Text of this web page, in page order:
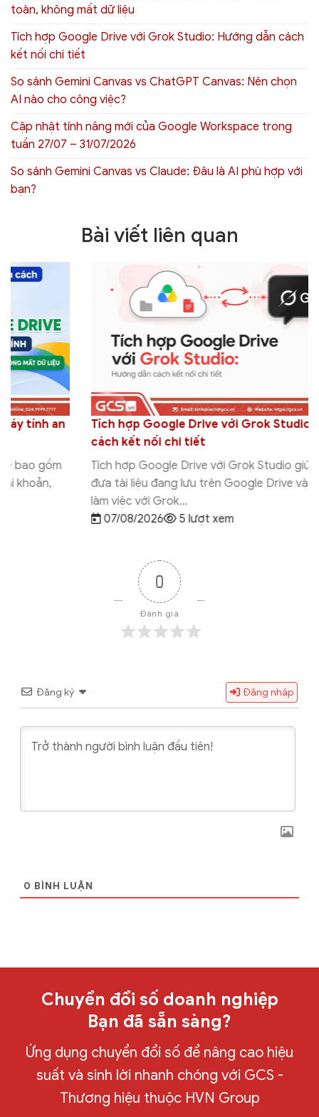
toàn, không mất dữ liệu
Tích hợp Google Drive với Grok Studio: Hướng dẫn cách
kết nối chi tiết
So sánh Gemini Canvas vs ChatGPT Canvas: Nên chọn
AI nào cho công việc?
Cập nhật tính năng mới của Google Workspace trong
tuần 27/07 – 31/07/2026
So sánh Gemini Canvas vs Claude: Đâu là AI phù hợp với
bạn?
Bài viết liên quan
Tích hợp Google Drive với Grok Studio: Hướng dẫn
cách kết nối chi tiết
Tích hợp Google Drive với Grok Studio giúp người dùng
đưa tài liệu đang lưu trên Google Drive vào quy trình
làm việc với Grok...
5 lượt xem
0
Đánh giá
Đăng ký Đăng nhập
0 BÌNH LUẬN
Chuyển đổi số doanh nghiệp
Bạn đã sẵn sàng?
Ứng dụng chuyển đổi số để nâng cao hiệu
suất và sinh lời nhanh chóng với GCS -
Thương hiệu thuộc HVN Group